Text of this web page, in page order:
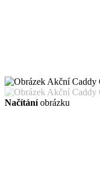
Načítáníobrázku